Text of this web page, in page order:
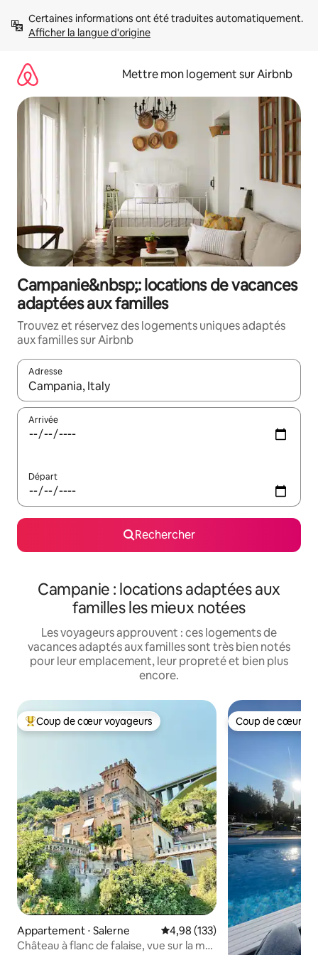
directement
Afficher la langue d'origine
Mettre mon logement sur Airbnb
Campanie&nbsp;: locations de vacances
adaptées aux familles
Trouvez et réservez des logements uniques adaptés
aux familles sur Airbnb
Adresse
Lorsque les résultats s'affichent, utilisez les flèches vers le
Arrivée
Départ
Rechercher
Campanie : locations adaptées aux
familles les mieux notées
Les voyageurs approuvent : ces logements de
vacances adaptés aux familles sont très bien notés
pour leur emplacement, leur propreté et bien plus
encore.
Coups de cœur voyageurs les plus appréciés
Coup de cœur voyageurs
Appartement ⋅ Salerne Évaluation moyenne sur la
4,98 (133)
Château à flanc de falaise, vue sur la mer
Coup de cœur
Coup de cœur